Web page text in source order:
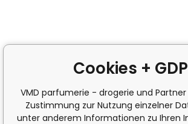
Cookies +
VMD parfumerie - drogerie und
Zustimmung zur Nutzung einzelner
unter anderem Informationen zu Ihren